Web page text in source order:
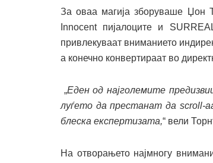
За оваа магија зборуваше Џон
Innocent пијалоците и
привлекуваат вниманието
а конечно конвертираат во
„Еден од најголемите
луѓето да престанат да scroll-
блеска експертизата,“ вели
На отворањето најмногу